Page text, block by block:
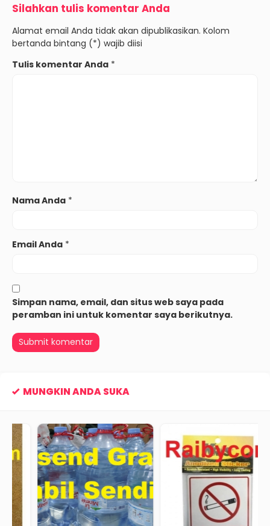
Silahkan tulis komentar Anda
Alamat email Anda tidak akan dipublikasikan. Kolom
bertanda bintang (*) wajib diisi
Tulis komentar Anda *
Nama Anda *
Email Anda *
Simpan nama, email, dan situs web saya pada
peramban ini untuk komentar saya berikutnya.
MUNGKIN ANDA SUKA